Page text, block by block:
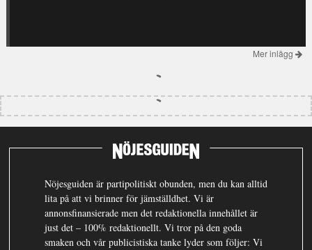
Mer inlägg
Nöjesguiden är partipolitiskt obunden, men du kan alltid
lita på att vi brinner för jämställdhet. Vi är
annonsfinansierade men det redaktionella innehållet är
just det – 100% redaktionellt. Vi tror på den goda
smaken och vår publicistiska tanke lyder som följer: Vi